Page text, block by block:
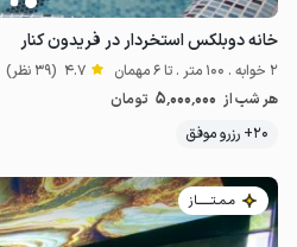
خانه دوبلکس استخردار در فریدون کنار
2 خوابه . 100 متر . تا 6 مهمان 4.7 (39 نظر)
هر شب از 5٬000٬000 تومان
20+ رزرو موفق
مـمـتــــــاز